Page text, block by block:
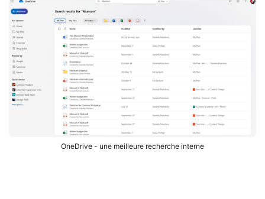
OneDrive - une meilleure recherche interne